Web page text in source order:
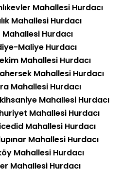
Mahallesi Hurdacı
Mahallesi Hurdacı
Mahallesi Hurdacı
Maliye Hurdacı
Mahallesi Hurdacı
Mahallesi Hurdacı
Mahallesi Hurdacı
Mahallesi Hurdacı
Mahallesi Hurdacı
Mahallesi Hurdacı
Mahallesi Hurdacı
Mahallesi Hurdacı
Mahallesi Hurdacı